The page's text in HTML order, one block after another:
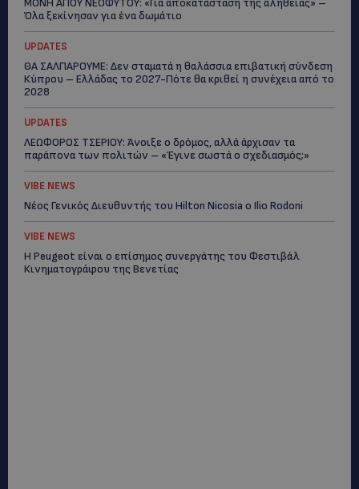
ΜΟΝΗ ΑΓΙΟΥ ΝΕΟΦΥΤΟΥ: «Για αποκατάσταση της αλήθειας» –
Όλα ξεκίνησαν για ένα δωμάτιο
UPDATES
ΘΑ ΣΑΛΠΑΡΟΥΜΕ: Δεν σταματά η θαλάσσια επιβατική σύνδεση
Κύπρου – Ελλάδας το 2027-Πότε θα κριθεί η συνέχεια από το
2028
UPDATES
ΛΕΩΦΟΡΟΣ ΤΣΕΡΙΟΥ: Άνοιξε ο δρόμος, αλλά άρχισαν τα
παράπονα των πολιτών – «Έγινε σωστά ο σχεδιασμός;»
VIBE NEWS
Νέος Γενικός Διευθυντής του Hilton Nicosia ο Ilio Rodoni
VIBE NEWS
Η Peugeot είναι ο επίσημος συνεργάτης του Φεστιβάλ
Κινηματογράφου της Βενετίας